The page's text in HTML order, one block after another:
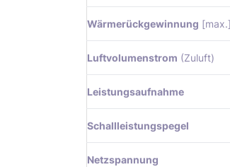
Wärmerückgewinnung [max.]
Luftvolumenstrom (Zuluft)
Leistungsaufnahme
Schallleistungspegel
Netzspannung